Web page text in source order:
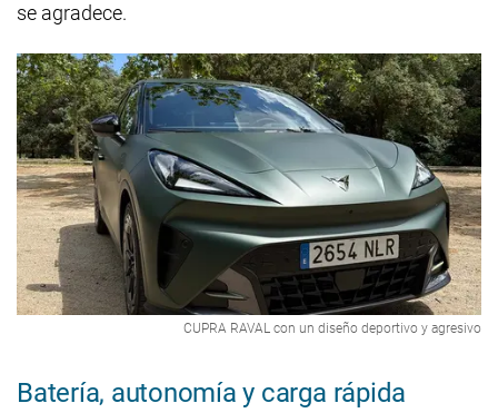
se agradece.
CUPRA RAVAL con un diseño deportivo y agresivo
Batería, autonomía y carga rápida